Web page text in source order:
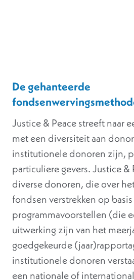
De gehanteerde
Justice & Peace streeft naar
met een diversiteit aan
institutionele donoren zijn,
particuliere gevers. Justice &
diverse donoren, die over
fondsen verstrekken op
programmavoorstellen (die
uitwerking zijn van het
goedgekeurde
institutionele donoren
een nationale of